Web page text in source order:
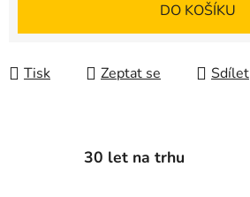
DO KOŠÍKU
Tisk Zeptat se Sdílet
30 let na trhu